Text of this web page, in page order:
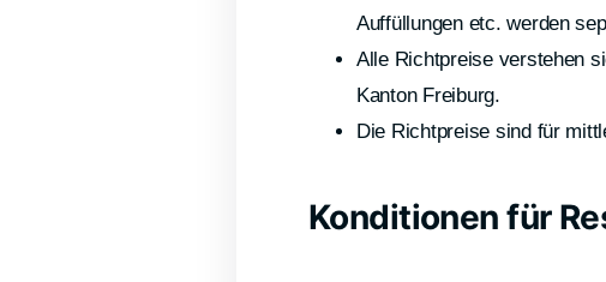
Auffüllungen etc. werden
Alle Richtpreise verstehen
Kanton Freiburg.
Die Richtpreise sind für
Konditionen für